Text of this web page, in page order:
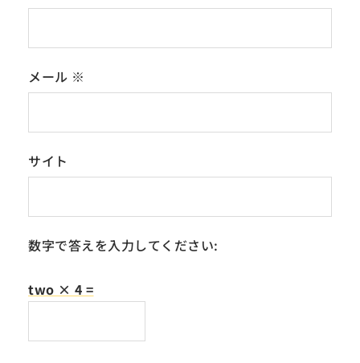
メール ※
サイト
数字で答えを入力してください:
two × 4 =